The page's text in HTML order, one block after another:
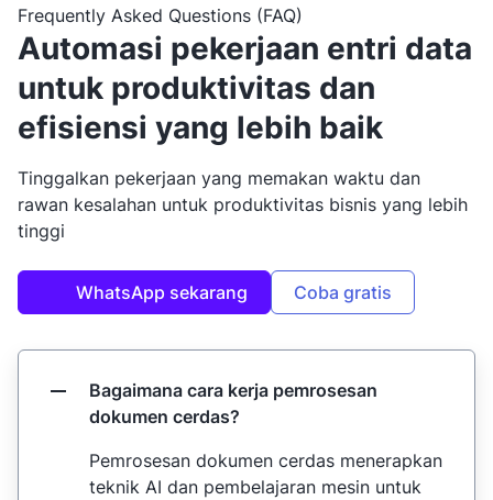
Frequently Asked Questions (FAQ)
Automasi pekerjaan entri data
untuk produktivitas dan
efisiensi yang lebih baik
Tinggalkan pekerjaan yang memakan waktu dan
rawan kesalahan untuk produktivitas bisnis yang lebih
tinggi
WhatsApp sekarang Coba gratis
Bagaimana cara kerja pemrosesan
dokumen cerdas?
Pemrosesan dokumen cerdas menerapkan
teknik AI dan pembelajaran mesin untuk